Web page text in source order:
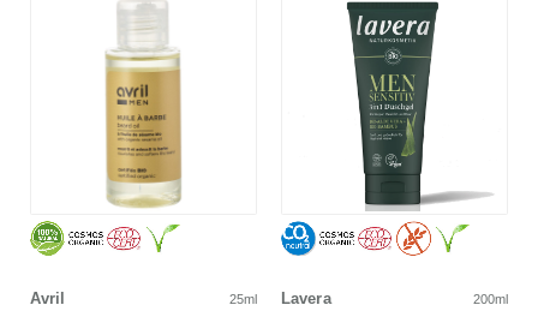
Avril 25ml Lavera 200ml